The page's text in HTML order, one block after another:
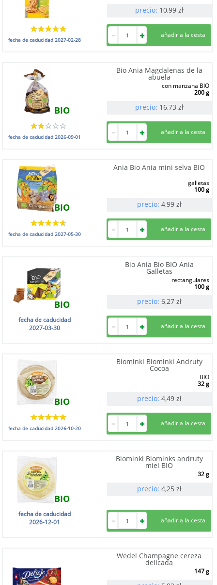
precio: 10,99 zł
fecha de caducidad2027-02-28
Bio Ania Magdalenas de la
abuela
BIO
con manzana BIO
200 g
precio: 16,73 zł
fecha de caducidad2026-09-01
Ania Bio Ania mini selva BIO
BIO
galletas
100 g
precio: 4,99 zł
fecha de caducidad2027-05-30
Bio Ania Bio BIO Ania
Galletas
BIO
rectangulares
100 g
precio: 6,27 zł
fecha de caducidad
2027-03-30
Biominki Biominki Andruty
Cocoa
BIO
BIO
32 g
precio: 4,49 zł
fecha de caducidad2026-10-20
Biominki Biominks andruty
miel BIO
BIO
32 g
precio: 4,25 zł
fecha de caducidad
2026-12-01
Wedel Champagne cereza
delicada
147 g